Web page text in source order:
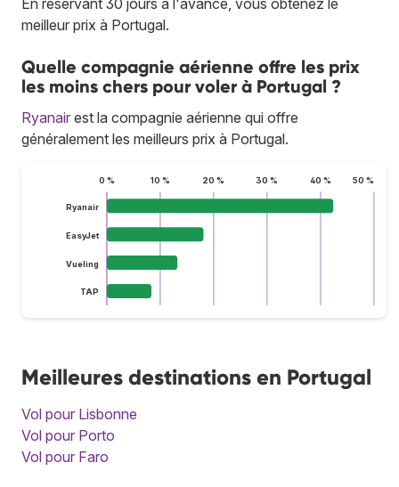
meilleur prix à Portugal.
Quelle compagnie aérienne offre les prix
les moins chers pour voler à Portugal ?
Ryanair est la compagnie aérienne qui offre
généralement les meilleurs prix à Portugal.
0 % 10 % 20 % 30 % 40 % 50 %
Ryanair
EasyJet
Vueling
TAP
Meilleures destinations en Portugal
Vol pour Lisbonne
Vol pour Porto
Vol pour Faro